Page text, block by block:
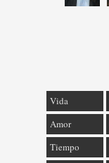
Vida
Amor
Tiempo